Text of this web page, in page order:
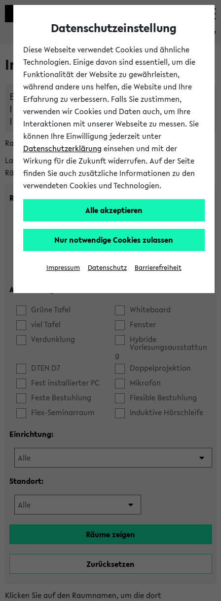
eKVV
Im eKVV verwaltete Räume
Freie Räume und Veranstaltungsüberschneidungen
Raumüberschneidungen
Hinweise der zentralen Raumvergabe
Raumanfragen:
raumvergabe@uni-bielefeld.de
Lassen Sie sich alle Räume anzeigen oder suchen Sie nach
Räumen mit bestimmten Eigenschaften:
Raumkriterien:
max. Plätze:
Ausstattung:
Grüne Tafel
Whiteboard
viel Tafel
Fenster
Verdunklung
Hybride
Vorlesungsausstattun
g
DTEN D7
Doppelprojektion
Fest installierter PC
Mikrofon
Feste Bestuhlung
Flexible Bestuhlung
Flex-Seminarraum
Induktive Hörschleife
Einrichtung:
Standort:
Klicken Sie auf den Raumnamen, um die dort
Datenschutzeinstellung
Diese Webseite verwendet Cookies und ähnliche
Technologien. Einige davon sind essentiell, um die
Funktionalität der Website zu gewährleisten,
während andere uns helfen, die Website und Ihre
Erfahrung zu verbessern. Falls Sie zustimmen,
verwenden wir Cookies und Daten auch, um Ihre
Interaktionen mit unserer Webseite zu messen. Sie
können Ihre Einwilligung jederzeit unter
Datenschutzerklärung einsehen und mit der
Wirkung für die Zukunft widerrufen. Auf der Seite
finden Sie auch zusätzliche Informationen zu den
verwendeten Cookies und Technologien.
Alle akzeptieren
Nur notwendige Cookies zulassen
Impressum Datenschutz Barrierefreiheit